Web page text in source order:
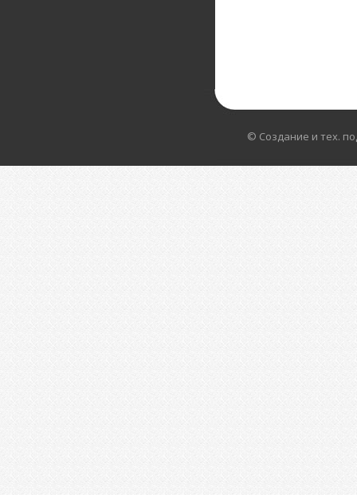
© Создание и тех.